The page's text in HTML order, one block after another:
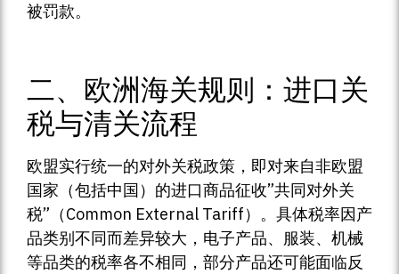
被罚款。
二、欧洲海关规则：进口关
税与清关流程
欧盟实行统一的对外关税政策，即对来自非欧盟
国家（包括中国）的进口商品征收”共同对外关
税”（Common External Tariff）。具体税率因产
品类别不同而差异较大，电子产品、服装、机械
等品类的税率各不相同，部分产品还可能面临反